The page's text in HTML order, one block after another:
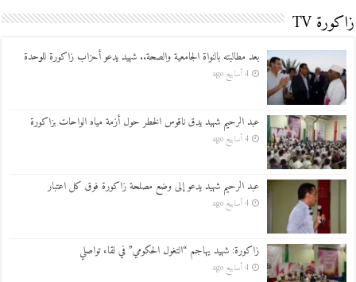
زاكورة TV
بعد مطالبته بالنواة الجامعية والصحة.. شهيد يدعو أحزاب زاكورة للوحدة
4 أسابيع ago
عبد الرحيم شهيد يدق ناقوس الخطر حول أزمة مياه الواحات بزاكورة
4 أسابيع ago
عبد الرحيم شهيد يدعو إلى وضع مصلحة زاكورة فوق كل اعتبار
4 أسابيع ago
زاكورة: شهيد يهاجم “التغول الحكومي” في لقاء تواصلي
4 أسابيع ago